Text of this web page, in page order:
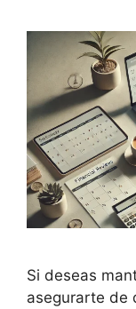
Si deseas
asegurarte de